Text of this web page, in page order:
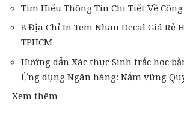
Tìm Hiểu Thông Tin Chi Tiết Về
8 Địa Chỉ In Tem Nhãn Decal Giá Rẻ
TPHCM
Hướng dẫn Xác thực Sinh trắc học
Ứng dụng Ngân hàng: Nắm vững
Xem thêm